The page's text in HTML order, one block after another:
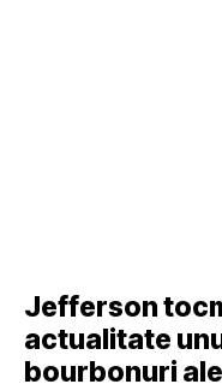
Jefferson
actualitate
bourbonuri